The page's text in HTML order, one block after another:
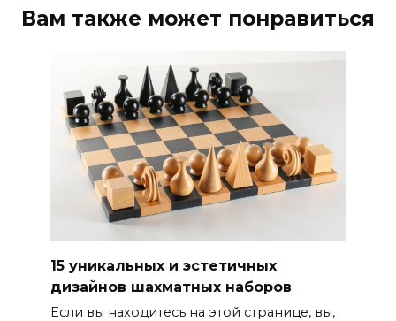
Вам также может понравиться
15 уникальных и эстетичных
дизайнов шахматных наборов
Если вы находитесь на этой странице, вы,